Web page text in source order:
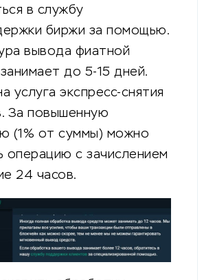
в службу
биржи за помощью.
вывода фиатной
до 5-15 дней.
услуга экспресс-снятия
За повышенную
(1% от суммы) можно
операцию с зачислением
24 часов.